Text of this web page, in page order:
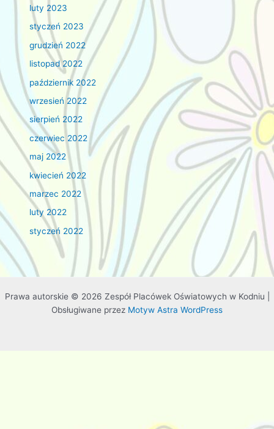
luty 2023
styczeń 2023
grudzień 2022
listopad 2022
październik 2022
wrzesień 2022
sierpień 2022
czerwiec 2022
maj 2022
kwiecień 2022
marzec 2022
luty 2022
styczeń 2022
Prawa autorskie © 2026 Zespół Placówek Oświatowych w Kodniu |
Obsługiwane przez Motyw Astra WordPress